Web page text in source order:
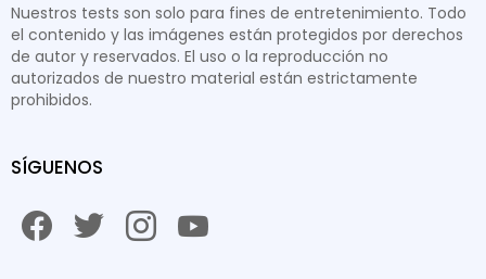
Nuestros tests son solo para fines de entretenimiento. Todo
el contenido y las imágenes están protegidos por derechos
de autor y reservados. El uso o la reproducción no
autorizados de nuestro material están estrictamente
prohibidos.
SÍGUENOS